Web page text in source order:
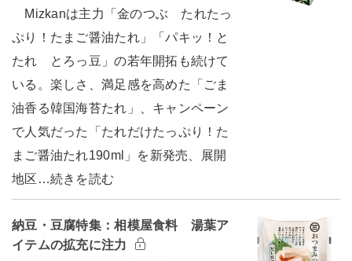
Mizkanは主力「金のつぶ たれたっ
ぷり！たまご醤油たれ」「パキッ！と
たれ とろっ豆」の若年開拓も続けて
いる。楽しさ、満足感を高めた「ごま
油香る韓国海苔たれ」、キャンペーン
で人気だった「たれだけたっぷり！た
まご醤油たれ190ml」を新発売、展開
地区…続きを読む
納豆・豆腐特集：相模屋食料 湯葉ア
イテムの拡充に注力